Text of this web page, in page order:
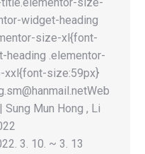
title.elementor-size-
widget-heading
size-xl{font-
heading .elementor-
xxl{font-size:59px}
Sung Mun Hong , Li
3. 10. ~ 3. 13